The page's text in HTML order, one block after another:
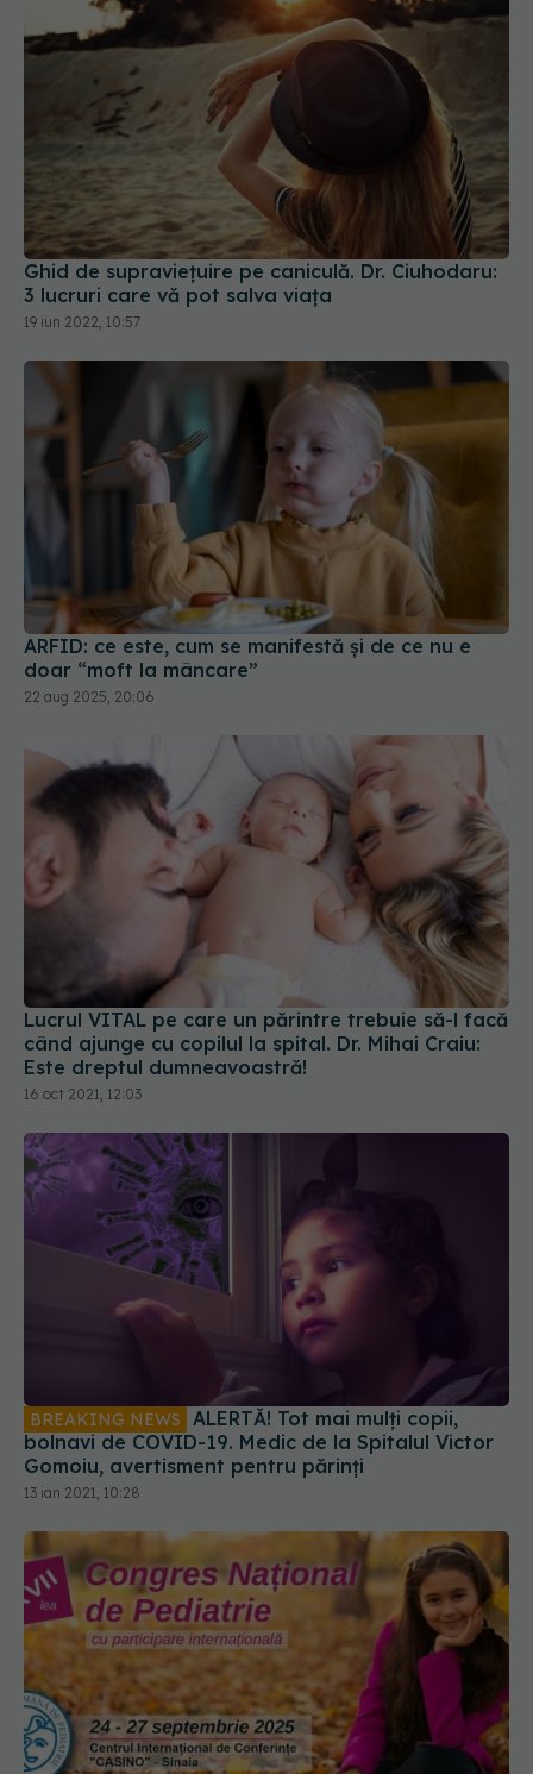
Ghid de supraviețuire pe caniculă. Dr. Ciuhodaru:
3 lucruri care vă pot salva viața
19 iun 2022, 10:57
ARFID: ce este, cum se manifestă și de ce nu e
doar “moft la mâncare”
22 aug 2025, 20:06
Lucrul VITAL pe care un părintre trebuie să-l facă
când ajunge cu copilul la spital. Dr. Mihai Craiu:
Este dreptul dumneavoastră!
16 oct 2021, 12:03
BREAKING NEWS
bolnavi de COVID-19. Medic de la Spitalul Victor
Gomoiu, avertisment pentru părinți
13 ian 2021, 10:28